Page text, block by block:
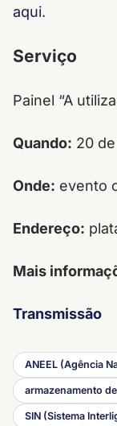
aqui.
Serviço
Painel “A
Quando: 20
Onde: evento
Endereço:
Mais
Transmissão
ANEEL (Agência
armazenamento
SIN (Sistema